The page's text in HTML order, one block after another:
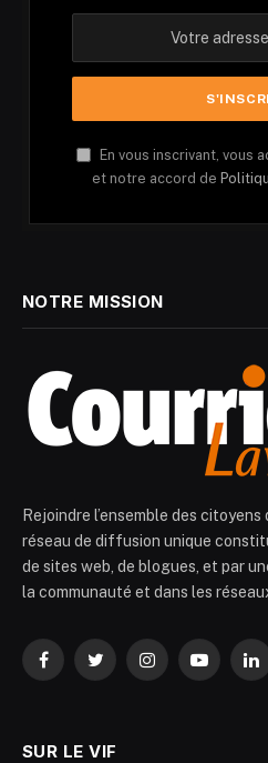
En vous inscrivant, vous
et notre accord de
NOTRE MISSION
Rejoindre l’ensemble des
réseau de diffusion unique
de sites web, de blogues, et par
la communauté et dans les
FacebookTwitterInstagramYouTube
SUR LE VIF